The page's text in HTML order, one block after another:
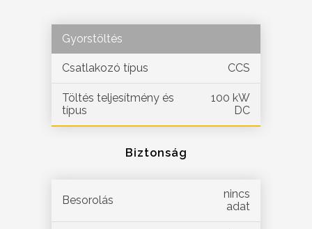
Gyorstöltés
Csatlakozó típus CCS
Töltés teljesítmény és
típus
100 kW
DC
Biztonság
Besorolás
nincs
adat